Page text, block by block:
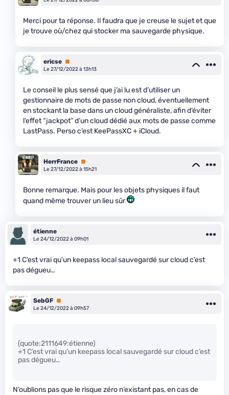
Merci pour ta réponse. Il faudra que je creuse le sujet et que
je trouve où/chez qui stocker ma sauvegarde physique.
ericse Premium
Le 27/12/2022 à 13h13
Le conseil le plus sensé que j’ai lu est d’utiliser un
gestionnaire de mots de passe non cloud, éventuellement
en stockant la base dans un cloud généraliste, afin d’éviter
l’effet “jackpot” d’un cloud dédié aux mots de passe comme
LastPass. Perso c’est KeePassXC + iCloud.
HerrFrance Premium
Le 27/12/2022 à 15h21
Bonne remarque. Mais pour les objets physiques il faut
quand même trouver un lieu sûr
étienne
Le 24/12/2022 à 09h01
+1 C’est vrai qu’un keepass local sauvegardé sur cloud c’est
pas dégueu…
SebGF Premium
Le 24/12/2022 à 09h57
(quote:2111649:étienne)
+1 C’est vrai qu’un keepass local sauvegardé sur cloud c’est
pas dégueu…
N’oublions pas que le risque zéro n’existant pas, en cas de